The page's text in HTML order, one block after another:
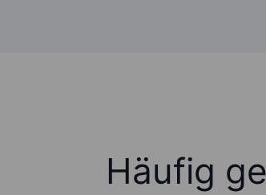
Häufig